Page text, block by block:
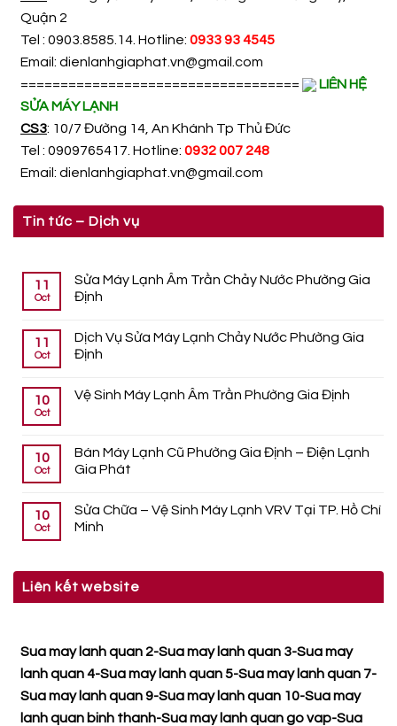
Quận 2
Tel : 0903.8585.14. Hotline: 0933 93 4545
Email: dienlanhgiaphat.vn@gmail.com
===================================
LIÊN HỆ
SỬA MÁY LẠNH
CS3: 10/7 Đường 14, An Khánh Tp Thủ Đức
Tel : 0909765417. Hotline: 0932 007 248
Email: dienlanhgiaphat.vn@gmail.com
Tin tức – Dịch vụ
11
Oct
Sửa Máy Lạnh Âm Trần Chảy Nước Phường Gia
Định
11
Oct
Dịch Vụ Sửa Máy Lạnh Chảy Nước Phường Gia
Định
10
Oct
Vệ Sinh Máy Lạnh Âm Trần Phường Gia Định
10
Oct
Bán Máy Lạnh Cũ Phường Gia Định – Điện Lạnh
Gia Phát
10
Oct
Sửa Chữa – Vệ Sinh Máy Lạnh VRV Tại TP. Hồ Chí
Minh
Liên kết website
Sua may lanh quan 2-Sua may lanh quan 3-Sua may
lanh quan 4-Sua may lanh quan 5-Sua may lanh quan 7-
Sua may lanh quan 9-Sua may lanh quan 10-Sua may
lanh quan binh thanh-Sua may lanh quan go vap-Sua